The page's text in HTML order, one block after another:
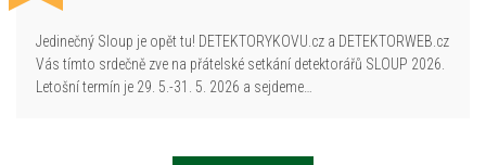
Jedinečný Sloup je opět tu! DETEKTORYKOVU.cz a DETEKTORWEB.cz
Vás tímto srdečně zve na přátelské setkání detektorářů SLOUP 2026.
Letošní termín je 29. 5.-31. 5. 2026 a sejdeme…